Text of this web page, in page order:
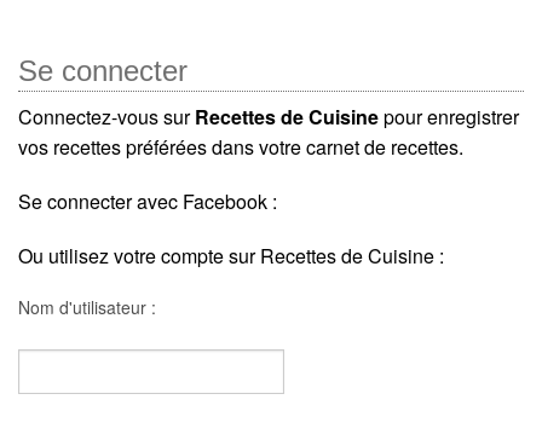
Se connecter
Connectez-vous surRecettes de Cuisinepour enregistrer
vos recettes préférées dans votre carnet de recettes.
Se connecter avec Facebook :
Ou utilisez votre compte sur Recettes de Cuisine :
Nom d'utilisateur :